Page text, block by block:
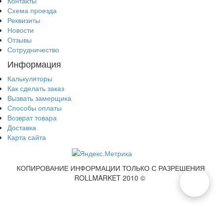
Схема проезда
Реквизиты
Новости
Отзывы
Сотрудничество
Информация
Калькуляторы
Как сделать заказ
Вызвать замерщика
Способы оплаты
Возврат товара
Доставка
Карта сайта
КОПИРОВАНИЕ ИНФОРМАЦИИ ТОЛЬКО С РАЗРЕШЕНИЯ
ROLLMARKET 2010 ©